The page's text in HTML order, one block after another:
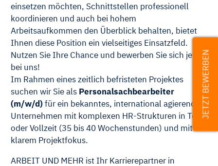
einsetzen möchten, Schnittstellen professionell
koordinieren und auch bei hohem
Arbeitsaufkommen den Überblick behalten, bietet
Ihnen diese Position ein vielseitiges Einsatzfeld.
Nutzen Sie Ihre Chance und bewerben Sie sich jetzt
bei uns!
Im Rahmen eines zeitlich befristeten Projektes
suchen wir Sie als Personalsachbearbeiter
(m/w/d) für ein bekanntes, international agierendes
Unternehmen mit komplexen HR-Strukturen in Teil-
oder Vollzeit (35 bis 40 Wochenstunden) und mit
klarem Projektfokus.
ARBEIT UND MEHR ist Ihr Karrierepartner in
JETZT BEWERBEN